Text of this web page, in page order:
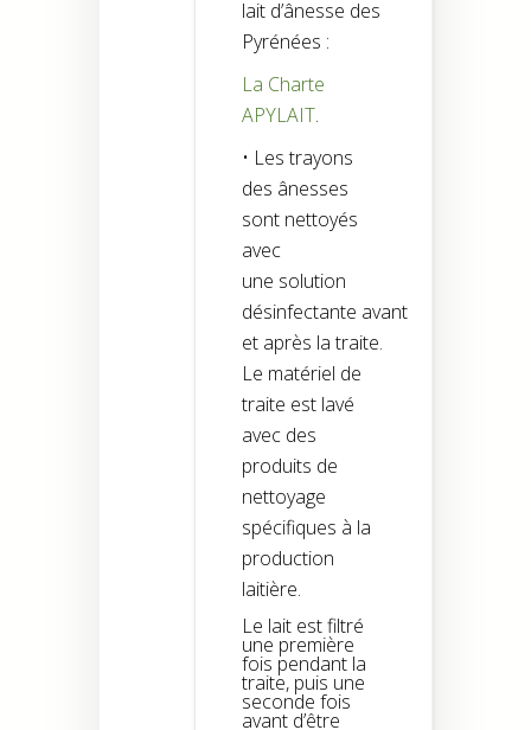
lait d’ânesse des
Pyrénées :
La Charte
APYLAIT.
• Les trayons
des ânesses
sont nettoyés
avec
une solution
désinfectante avant
et après la traite.
Le matériel de
traite est lavé
avec des
produits de
nettoyage
spécifiques à la
production
laitière.
Le lait est filtré
une première
fois pendant la
traite, puis une
seconde fois
avant d’être